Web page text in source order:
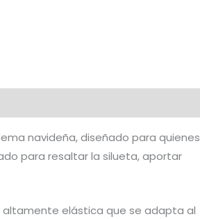
navideña, diseñado para quienes
para resaltar la silueta, aportar
altamente elástica que se adapta al